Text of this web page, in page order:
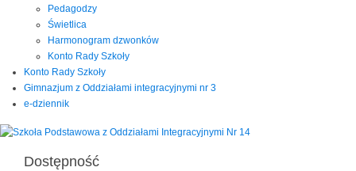
Pedagodzy
Świetlica
Harmonogram dzwonków
Konto Rady Szkoły
Konto Rady Szkoły
Gimnazjum z Oddziałami integracyjnymi nr 3
e-dziennik
Dostępność